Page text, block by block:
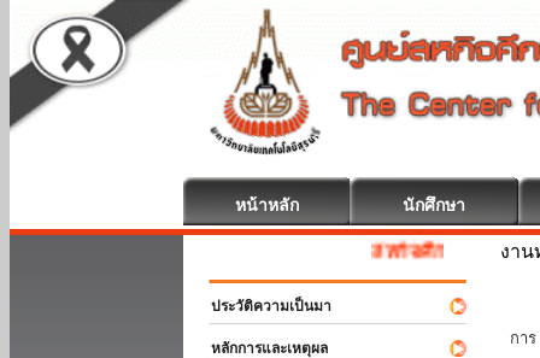
หน้าหลัก นักศึกษา
สหกิจศึกษา ยินดีต้อนรับ
ประวัติความเป็นมา
หลักการและเหตุผล
งา
กา